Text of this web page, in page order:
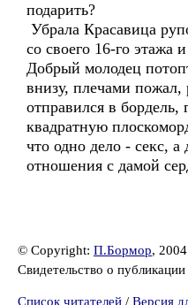
подарить?
Убрала Красавица
со своего 16-го этажа
Добрый молодец
внизу, плечами пожал,
отправился в бордель,
квадратную
что одно дело - секс,
отношения с дамой
© Copyright: П.Бормор, 2004
Свидетельство о
Список читателей / Версия